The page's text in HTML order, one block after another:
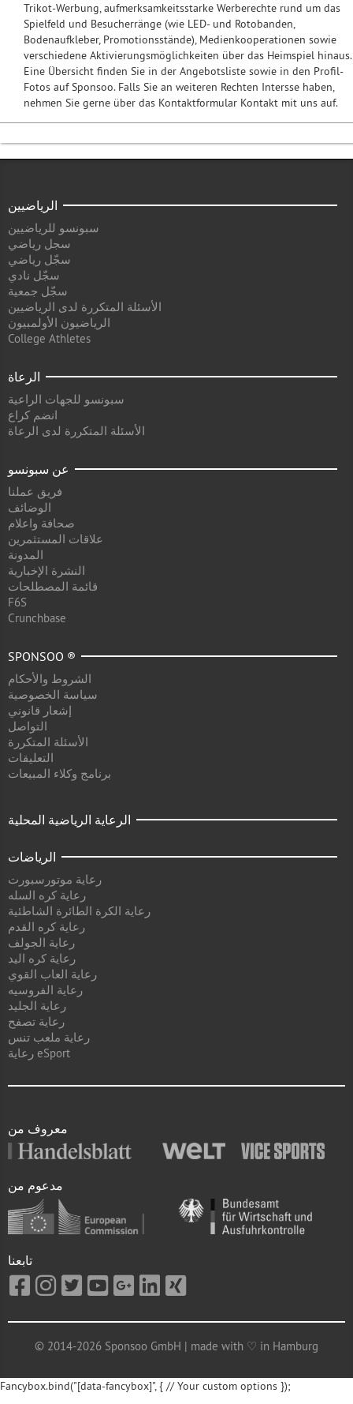
Trikot-Werbung, aufmerksamkeitsstarke Werberechte rund um das
Spielfeld und Besucherränge (wie LED- und Rotobanden,
Bodenaufkleber, Promotionsstände), Medienkooperationen sowie
verschiedene Aktivierungsmöglichkeiten über das Heimspiel hinaus.
Eine Übersicht finden Sie in der Angebotsliste sowie in den Profil-
Fotos auf Sponsoo. Falls Sie an weiteren Rechten Intersse haben,
nehmen Sie gerne über das Kontaktformular Kontakt mit uns auf.
الرياضيين
سبونسو للرياضيين
سجل رياضي
سجّل رياضي
سجّل نادي
سجّل جمعية
الأسئلة المتكررة لدى الرياضيين
الرياضيون الأولمبيون
College Athletes
الرعاة
سبونسو للجهات الراعية
انضم كراع
الأسئلة المتكررة لدى الرعاة
عن سبونسو
فريق عملنا
الوضائف
صحافة واعلام
علاقات المستثمرين
المدونة
النشرة الإخبارية
قائمة المصطلحات
F6S
Crunchbase
SPONSOO ®
الشروط والأحكام
سياسة الخصوصية
إشعار قانوني
التواصل
الأسئلة المتكررة
التعليقات
برنامج وكلاء المبيعات
الرعاية الرياضية المحلية
الرياضات
رعاية موتورسبورت
رعاية كره السله
رعاية الكرة الطائرة الشاطئية
رعاية كره القدم
رعاية الجولف
رعاية كره اليد
رعاية العاب القوي
رعاية الفروسيه
رعاية الجليد
رعاية تصفح
رعاية ملعب تنس
رعاية eSport
معروف من
مدعوم من
تابعنا
© 2014-2026 Sponsoo GmbH | made with ♡ in Hamburg
Fancybox.bind("[data-fancybox]", { // Your custom options });